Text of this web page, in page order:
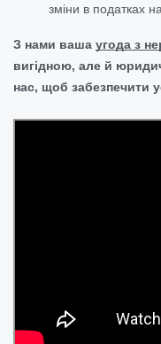
зміни в податках
З нами ваша угода з
вигідною, але й
нас, щоб забезпечити